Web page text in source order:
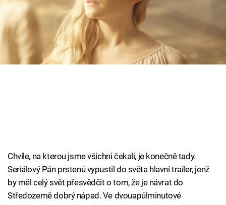
Cool Esport
Pořady
TV Program
Sledujte nás
Chvíle, na kterou jsme všichni čekali, je konečně tady.
Seriálový Pán prstenů vypustil do světa hlavní trailer, jenž
by měl celý svět přesvědčit o tom, že je návrat do
Středozemě dobrý nápad. Ve dvouapůlminutové